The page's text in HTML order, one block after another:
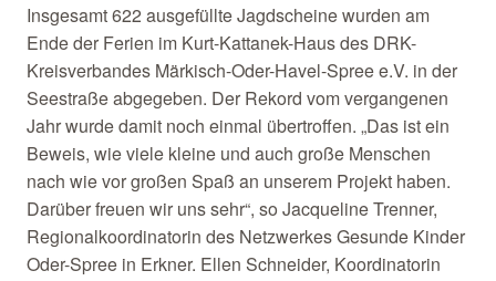
Insgesamt 622 ausgefüllte Jagdscheine wurden am
Ende der Ferien im Kurt-Kattanek-Haus des DRK-
Kreisverbandes Märkisch-Oder-Havel-Spree e.V. in der
Seestraße abgegeben. Der Rekord vom vergangenen
Jahr wurde damit noch einmal übertroffen. „Das ist ein
Beweis, wie viele kleine und auch große Menschen
nach wie vor großen Spaß an unserem Projekt haben.
Darüber freuen wir uns sehr“, so Jacqueline Trenner,
Regionalkoordinatorin des Netzwerkes Gesunde Kinder
Oder-Spree in Erkner. Ellen Schneider, Koordinatorin